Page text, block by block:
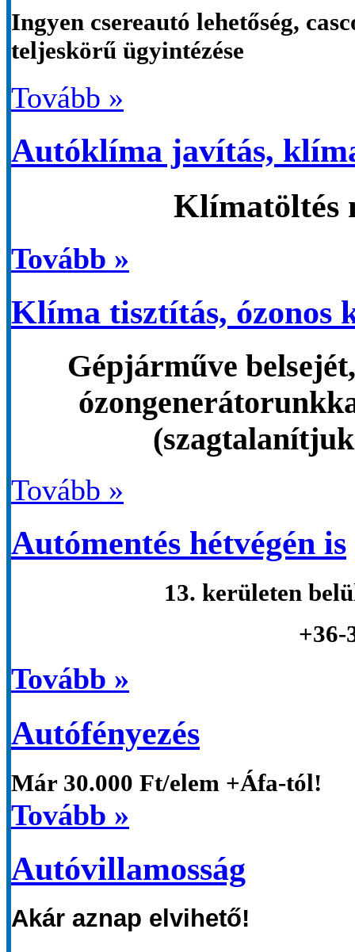
Ingyen csereautó lehetőség,
teljeskörű ügyintézése
Tovább »
Autóklíma javítás,
Klímatöltés
Tovább »
Klíma tisztítás, ózonos
Gépjárműve
Tovább »
Autómentés hétvégén is
13. kerületen
+36-
Tovább »
Autófényezés
Már30.000 Ft/elem +Áfa-tól!
Tovább »
Autóvillamosság
Akár aznap elvihető!